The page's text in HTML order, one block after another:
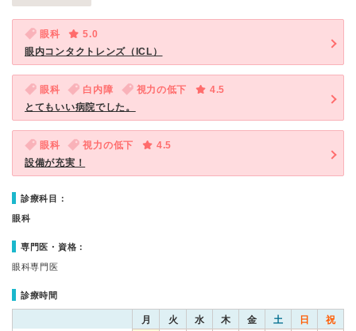
眼科
5.0
眼内コンタクトレンズ（ICL）
眼科 白内障 視力の低下
4.5
とてもいい病院でした。
眼科 視力の低下
4.5
設備が充実！
診療科目：
眼科
専門医・資格：
眼科専門医
診療時間
月 火 水 木 金 土 日 祝